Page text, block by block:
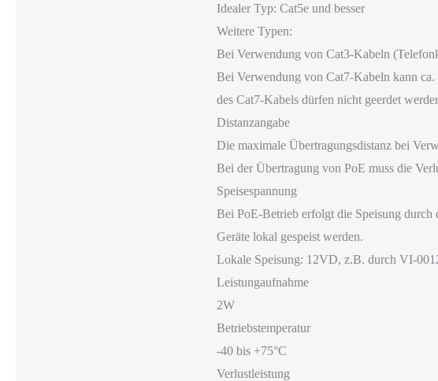
Idealer Typ: Cat5e und besser
Weitere Typen:
Bei Verwendung von Cat3-Kabeln
Bei Verwendung von Cat7-Kabeln kann
des Cat7-Kabels dürfen nicht geerdet
Distanzangabe
Die maximale Übertragungsdistanz bei
Bei der Übertragung von PoE muss die
Speisespannung
Bei PoE-Betrieb erfolgt die Speisung durch
Geräte lokal gespeist werden.
Lokale Speisung: 12VD, z.B. durch VI-
Leistungaufnahme
2W
Betriebstemperatur
-40 bis +75°C
Verlustleistung